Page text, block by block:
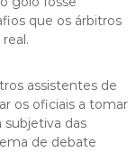
que os árbitros
assistentes de
os oficiais a tomar
subjetiva das
de debate